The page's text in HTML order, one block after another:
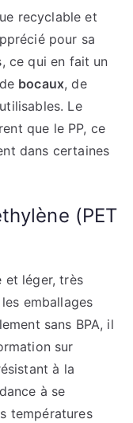
recyclable et
pour sa
ce qui en fait un
bocaux, de
Le
que le PP, ce
dans certaines
(PET
et léger, très
emballages
sans BPA, il
sur
à la
à se
températures